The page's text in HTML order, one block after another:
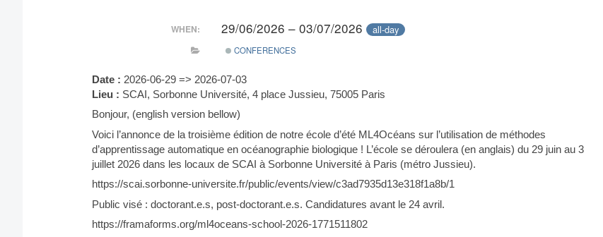
WHEN: 29/06/2026 – 03/07/2026 all-day
CONFERENCES
Date : 2026-06-29 => 2026-07-03
Lieu : SCAI, Sorbonne Université, 4 place Jussieu, 75005 Paris
Bonjour, (english version bellow)
Voici l’annonce de la troisième édition de notre école d’été ML4Océans sur l’utilisation de méthodes
d’apprentissage automatique en océanographie biologique ! L’école se déroulera (en anglais) du 29 juin au 3
juillet 2026 dans les locaux de SCAI à Sorbonne Université à Paris (métro Jussieu).
https://scai.sorbonne-universite.fr/public/events/view/c3ad7935d13e318f1a8b/1
Public visé : doctorant.e.s, post-doctorant.e.s. Candidatures avant le 24 avril.
https://framaforms.org/ml4oceans-school-2026-1771511802